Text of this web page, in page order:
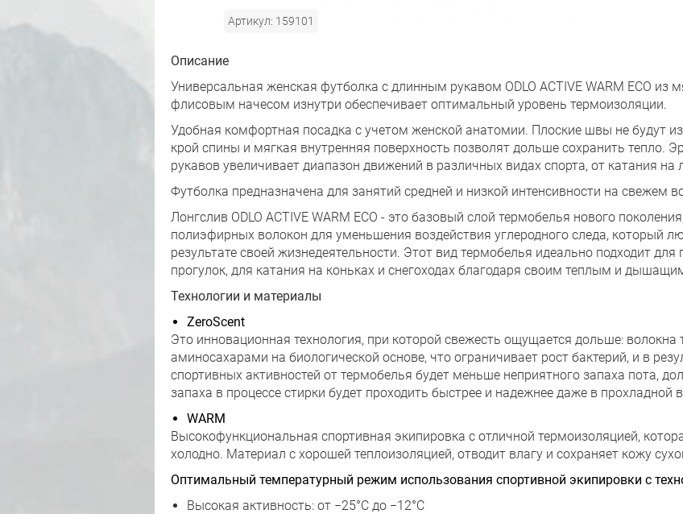
Артикул: 159101
Описание
Универсальная женская футболка с длинным рукавом ODLO ACTIVE WARM ECO из
флисовым начесом изнутри обеспечивает оптимальный уровень термоизоляции.
Удобная комфортная посадка с учетом женской анатомии. Плоские швы не будут
крой спины и мягкая внутренняя поверхность позволят дольше сохранить тепло.
рукавов увеличивает диапазон движений в различных видах спорта, от катания на
Футболка предназначена для занятий средней и низкой интенсивности на свежем
Лонгслив ODLO ACTIVE WARM ECO - это базовый слой термобелья нового
полиэфирных волокон для уменьшения воздействия углеродного следа, который
результате своей жизнедеятельности. Этот вид термобелья идеально подходит
прогулок, для катания на коньках и снегоходах благодаря своим теплым и
Технологии и материалы
ZeroScent
Это инновационная технология, при которой свежесть ощущается дольше:
аминосахарами на биологической основе, что ограничивает рост бактерий, и в
спортивных активностей от термобелья будет меньше неприятного запаха пота,
запаха в процессе стирки будет проходить быстрее и надежнее даже в прохладной
WARM
Высокофункциональная спортивная экипировка с отличной термоизоляцией,
холодно. Материал с хорошей теплоизоляцией, отводит влагу и сохраняет кожу
Оптимальный температурный режим использования спортивной экипировки с
Высокая активность: от −25°C до −12°C